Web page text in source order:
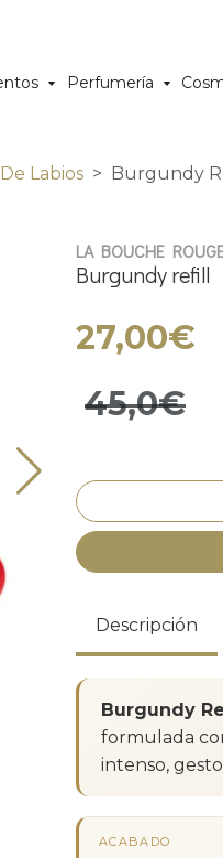
Perfumería
Labios Burgundy
LA BOUCHE
Burgundy refill
27,00€
45,0€
Descripción
Burgundy
formulada
intenso,
ACABADO